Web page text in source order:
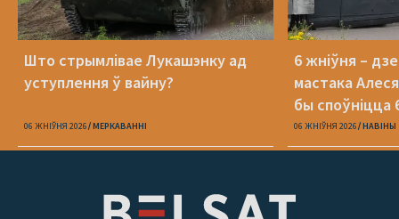
Што стрымлівае Лукашэнку ад
уступлення ў вайну?
06 ЖНІЎНЯ 2026 МЕРКАВАННI
6 жніўня –
мастака
бы споўніцца
06 ЖНІЎНЯ 2026 НАВІНЫ